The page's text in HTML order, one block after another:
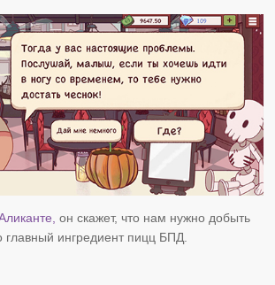
он скажет, что нам нужно добыть
главный ингредиент пицц БПД.